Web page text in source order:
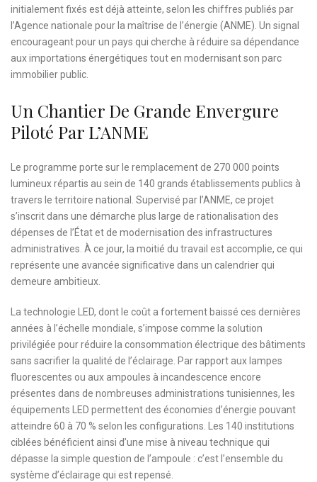
initialement fixés est déjà atteinte, selon les chiffres publiés par
l’Agence nationale pour la maîtrise de l’énergie (ANME). Un signal
encourageant pour un pays qui cherche à réduire sa dépendance
aux importations énergétiques tout en modernisant son parc
immobilier public.
Un Chantier De Grande Envergure
Piloté Par L’ANME
Le programme porte sur le remplacement de 270 000 points
lumineux répartis au sein de 140 grands établissements publics à
travers le territoire national. Supervisé par l’ANME, ce projet
s’inscrit dans une démarche plus large de rationalisation des
dépenses de l’État et de modernisation des infrastructures
administratives. À ce jour, la moitié du travail est accomplie, ce qui
représente une avancée significative dans un calendrier qui
demeure ambitieux.
La technologie LED, dont le coût a fortement baissé ces dernières
années à l’échelle mondiale, s’impose comme la solution
privilégiée pour réduire la consommation électrique des bâtiments
sans sacrifier la qualité de l’éclairage. Par rapport aux lampes
fluorescentes ou aux ampoules à incandescence encore
présentes dans de nombreuses administrations tunisiennes, les
équipements LED permettent des économies d’énergie pouvant
atteindre 60 à 70 % selon les configurations. Les 140 institutions
ciblées bénéficient ainsi d’une mise à niveau technique qui
dépasse la simple question de l’ampoule : c’est l’ensemble du
système d’éclairage qui est repensé.